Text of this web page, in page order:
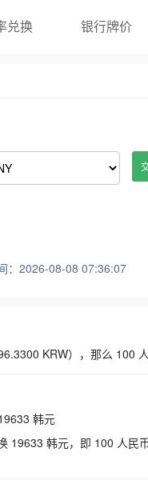
兑换 银行牌价
：2026-08-08 07:36:07
KRW），那么 100
韩元
19633 韩元，即 100 人民